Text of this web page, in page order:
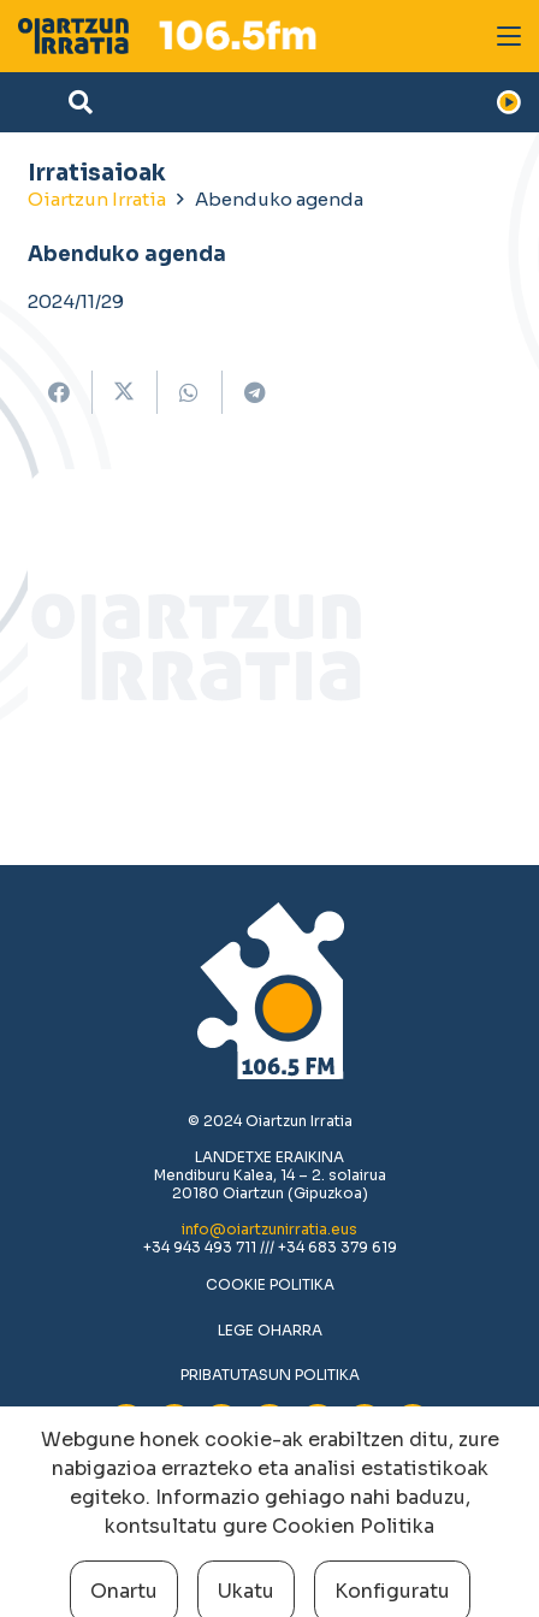
Irratisaioak
Oiartzun Irratia Abenduko agenda
Abenduko agenda
2024/11/29
© 2024 Oiartzun Irratia
LANDETXE ERAIKINA
Mendiburu Kalea, 14 – 2. solairua
20180 Oiartzun (Gipuzkoa)
info@oiartzunirratia.eus
+34 943 493 711 /// +34 683 379 619
COOKIE POLITIKA
LEGE OHARRA
PRIBATUTASUN POLITIKA
Cookien konfigurazioa aldatu
Webgune honek cookie-ak erabiltzen ditu, zure
nabigazioa errazteko eta analisi estatistikoak
egiteko. Informazio gehiago nahi baduzu,
kontsultatu gure Cookien Politika
Onartu Ukatu Konfiguratu